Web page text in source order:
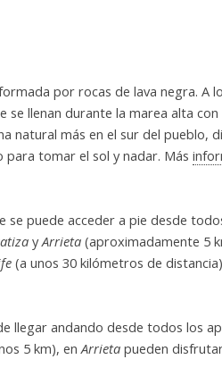
por rocas de lava negra. A
se llenan durante la marea alta
natural más en el sur del pueblo,
para tomar el sol y nadar. Más
se puede acceder a pie desde
yArrieta (aproximadamente 5
(a unos 30 kilómetros de
llegar andando desde todos los
5 km), enArrieta pueden